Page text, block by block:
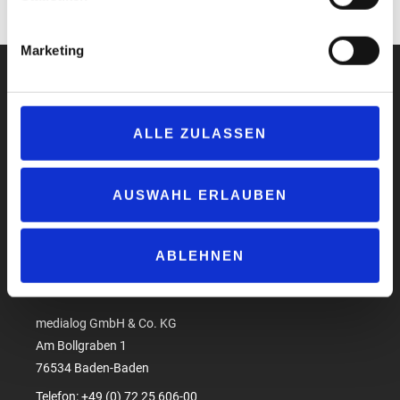
Marketing
ALLE ZULASSEN
AUSWAHL ERLAUBEN
ABLEHNEN
Compliance
Suchen
medialog GmbH & Co. KG
Am Bollgraben 1
76534 Baden-Baden
Telefon: +49 (0) 72 25 606-00